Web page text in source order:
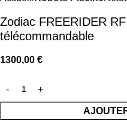
Zodiac FREERIDER
télécommandable
1300,00 €